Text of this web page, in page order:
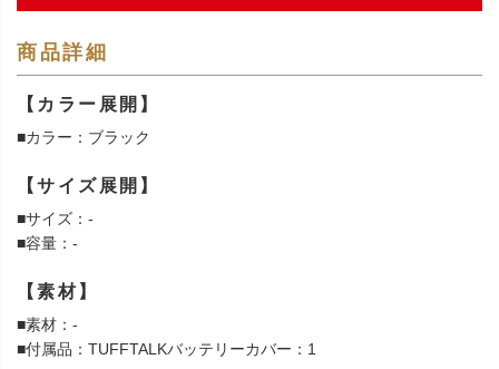
商品詳細
【カラー展開】
■カラー：ブラック
【サイズ展開】
■サイズ：-
■容量：-
【素材】
■素材：-
■付属品：TUFFTALKバッテリーカバー：1